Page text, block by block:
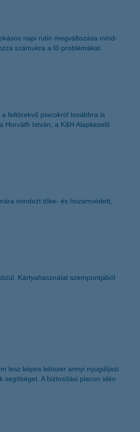
napi rutin megváltozása mind-
számukra a fő problémákat.
feltörekvő piacokról továbbra is
Horváth István, a K&H Alapkezelő
mindezt tőke- és hozamvédett,
Kártyahasználat szempontjából
lesz képes kétszer annyi nyugdíjast
A biztosítási piacon idén